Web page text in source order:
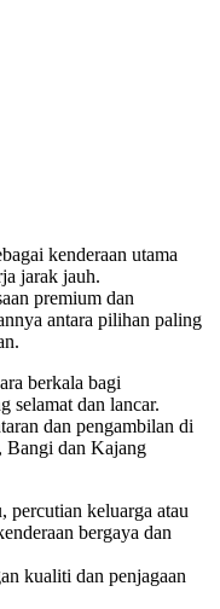
kenderaan utama
jarak jauh.
premium dan
antara pilihan paling
berkala bagi
selamat dan lancar.
dan pengambilan di
Bangi dan Kajang
keluarga atau
bergaya dan
kualiti dan penjagaan